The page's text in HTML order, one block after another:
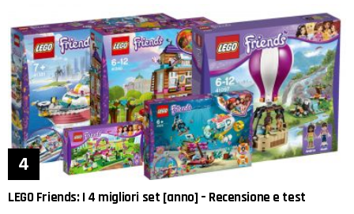
LEGO Friends: I 4 migliori set [anno] – Recensione e test